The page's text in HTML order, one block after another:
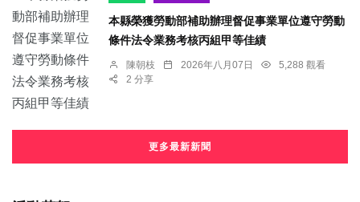
本縣榮獲勞動部補助辦理督促事業單位遵守勞動
條件法令業務考核丙組甲等佳績
陳朝枝 2026年八月07日
5,288 觀看
2 分享
更多最新新聞